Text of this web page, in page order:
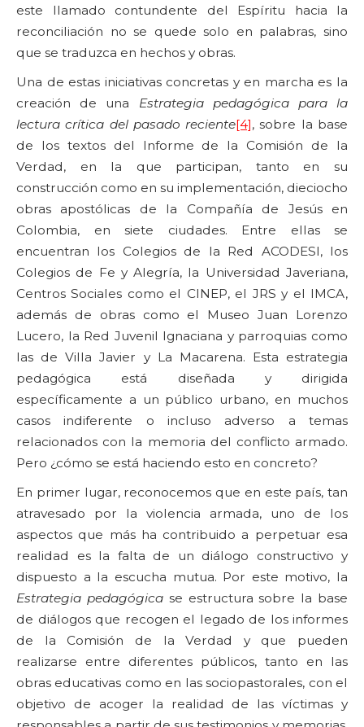
este llamado contundente del Espíritu hacia la
reconciliación no se quede solo en palabras, sino
que se traduzca en hechos y obras.
Una de estas iniciativas concretas y en marcha es la
creación de una Estrategia pedagógica para la
lectura crítica del pasado reciente[4], sobre la base
de los textos del Informe de la Comisión de la
Verdad, en la que participan, tanto en su
construcción como en su implementación, dieciocho
obras apostólicas de la Compañía de Jesús en
Colombia, en siete ciudades. Entre ellas se
encuentran los Colegios de la Red ACODESI, los
Colegios de Fe y Alegría, la Universidad Javeriana,
Centros Sociales como el CINEP, el JRS y el IMCA,
además de obras como el Museo Juan Lorenzo
Lucero, la Red Juvenil Ignaciana y parroquias como
las de Villa Javier y La Macarena. Esta estrategia
pedagógica está diseñada y dirigida
específicamente a un público urbano, en muchos
casos indiferente o incluso adverso a temas
relacionados con la memoria del conflicto armado.
Pero ¿cómo se está haciendo esto en concreto?
En primer lugar, reconocemos que en este país, tan
atravesado por la violencia armada, uno de los
aspectos que más ha contribuido a perpetuar esa
realidad es la falta de un diálogo constructivo y
dispuesto a la escucha mutua. Por este motivo, la
Estrategia pedagógicase estructura sobre la base
de diálogos que recogen el legado de los informes
de la Comisión de la Verdad y que pueden
realizarse entre diferentes públicos, tanto en las
obras educativas como en las sociopastorales, con el
objetivo de acoger la realidad de las víctimas y